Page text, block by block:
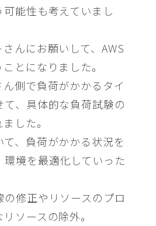
能性も考えていまし
んにお願いして、AWS
とになりました。
側で負荷がかかるタイ
、具体的な負荷試験の
した。
、負荷がかかる状況を
境を最適化していった
修正やリソースのプロ
ソースの除外。